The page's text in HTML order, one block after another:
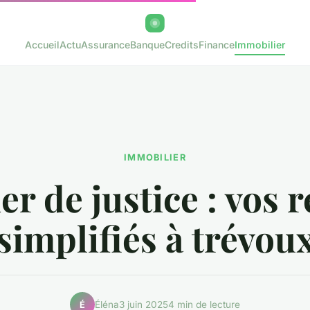
AccueilActuAssuranceBanqueCreditsFinanceImmobilier
IMMOBILIER
de justice : vos
à
É Éléna3 juin 20254 min de lecture